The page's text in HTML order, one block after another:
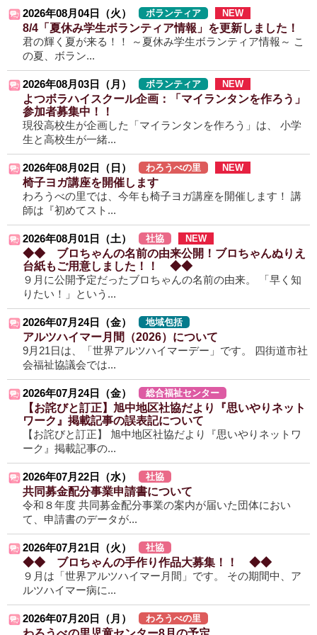
2026年08月04日（火） ボランティア NEW
8/4「夏休み学生ボランティア情報」を更新しました！
君の輝く夏が来る！！ ～夏休み学生ボランティア情報～ こ
の夏、ボラン...
2026年08月03日（月） ボランティア NEW
よつボラハイスクール企画：「マイランタンを作ろう」
参加者募集中！！
現役高校生が企画した「マイランタンを作ろう」は、 小学
生と高校生が一緒...
2026年08月02日（日） わろうべの里 NEW
椅子ヨガ講座を開催します
わろうべの里では、今年も椅子ヨガ講座を開催します！ 講
師は『初めてスト...
2026年08月01日（土） 社協 NEW
◆◆ ブロちゃんの名前の由来公開！ブロちゃんぬりえ
台紙もご用意しました！！ ◆◆
９月に公開予定だったブロちゃんの名前の由来。 「早く知
りたい！」という...
2026年07月24日（金） 地域包括
アルツハイマー月間（2026）について
9月21日は、「世界アルツハイマーデー」です。 四街道市社
会福祉協議会では...
2026年07月24日（金） 総合福祉センター
【お詫びと訂正】旭中地区社協だより『思いやりネット
ワーク』掲載記事の誤表記について
【お詫びと訂正】 旭中地区社協だより『思いやりネットワ
ーク』掲載記事の...
2026年07月22日（水） 社協
共同募金配分事業申請書について
令和８年度 共同募金配分事業の案内が届いた団体におい
て、申請書のデータが...
2026年07月21日（火） 社協
◆◆ ブロちゃんの手作り作品大募集！！ ◆◆
９月は「世界アルツハイマー月間」です。 その期間中、ア
ルツハイマー病に...
2026年07月20日（月） わろうべの里